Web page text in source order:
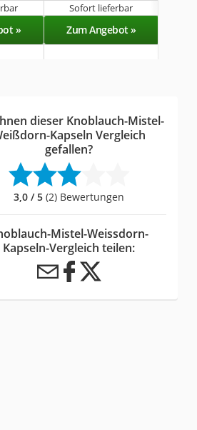
Sofort lieferbar
» Zum Angebot »
dieser Knoblauch-Mistel-
Kapseln Vergleich
gefallen?
3,0 / 5 (2) Bewertungen
Mistel-Weissdorn-
Kapseln-Vergleich teilen: